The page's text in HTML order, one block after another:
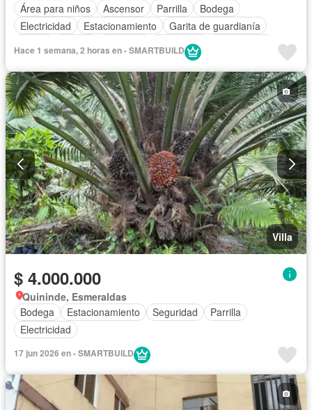
Área para niños
Ascensor Parrilla
Bodega
Electricidad
Estacionamiento
Garita de guardianía
Seguridad
Hace 1 semana, 2 horas en - SMARTBUILD
Villa
$ 4.000.000
Quininde, Esmeraldas
Bodega
Estacionamiento Seguridad
Parrilla
Electricidad
17 jun 2026 en - SMARTBUILD